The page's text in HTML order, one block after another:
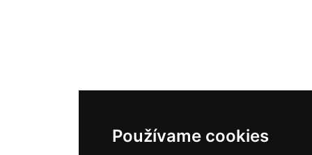
Používame cookies